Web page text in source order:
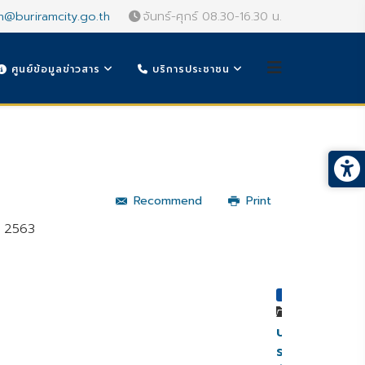
จันทร์-ศุกร์ 08.30-16.30 น.
ศูนย์ข้อมูลข่าวสาร บริการประชาชน
Recommend Print
2563
ประกาศ
ราย